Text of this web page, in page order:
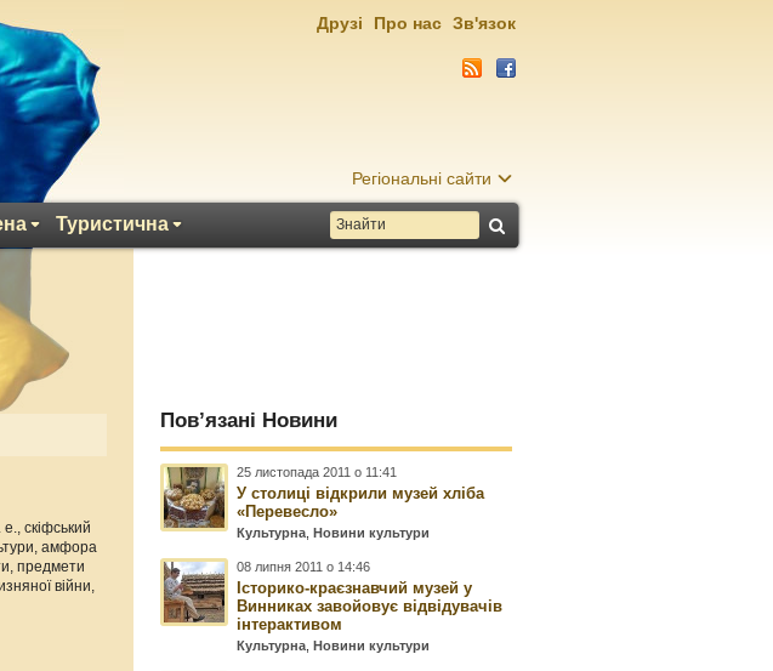
Регіональні сайти
Туристична
Друзі Про нас Зв'язок
скіфський
амфора
предмети
війни,
Пов’язані Новини
25 листопада 2011 о 11:41
У столиці відкрили музей хліба
«Перевесло»
Культурна ,Новини культури
08 липня 2011 о 14:46
Історико-краєзнавчий музей у
Винниках завойовує відвідувачів
інтерактивом
Культурна ,Новини культури